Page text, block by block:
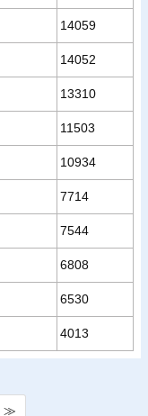
14059
14052
13310
11503
10934
7714
7544
6808
6530
4013
≫